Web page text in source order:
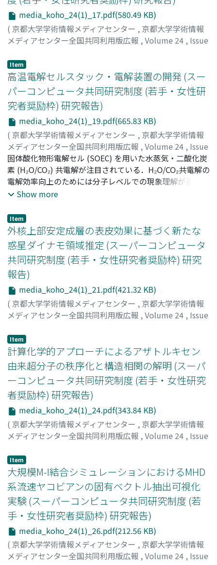
media_koho_24(1)_17.pdf(580.49 KB)
( 京都大学学術情報メディアセンター , 京都大学学術情報
メディアセンター全国共同利用版広報 , Volume 24 , Issue
稲川, 昌樹
Item
高温電解セルスタック・電解装置の開発 (スー
パーコンピュータ共同研究制度 (若手・女性研
究者奨励枠) 研究報告)
media_koho_24(1)_19.pdf(665.83 KB)
( 京都大学学術情報メディアセンター , 京都大学学術情報
メディアセンター全国共同利用版広報 , Volume 24 , Issue
1,2026,pp.19-20)
郭, 玉婷;谷内, 太陽;岸本, 将史;岩井, 裕 10757636;
00314229
固体酸化物形電解セル (SOEC) を用いた水蒸気・二酸化炭
素 (H₂O/CO₂) 共電解が注目されている．H₂O/CO₂共電解の
電解効率向上のためには分子レベルでの現象理解が重要で
あるが，高温条件下の実験による分析は困難である．そこ
るNi-YSZ混合多孔質とH₂O/CO₂/H₂/COガスの間に生じる
相互作用を分子動力学により再現し，ガス分子の吸着・表
面拡散現象について解析した．
Show more
Item
外核上部安定成層の表皮効果に基づく新たな
惑星ダイナモ領域推定 (スーパーコンピュータ
共同研究制度 (若手・女性研究者奨励枠) 研究
報告)
media_koho_24(1)_21.pdf(421.32 KB)
( 京都大学学術情報メディアセンター , 京都大学学術情報
メディアセンター全国共同利用版広報 , Volume 24 , Issue
八木, 優人
Item
計算化学的アプローチによるアザトルキセン
由来超分子の秩序化と構造相関の解明 (スーパ
ーコンピュータ共同研究制度 (若手・女性研究
者奨励枠) 研究報告)
media_koho_24(1)_24.pdf(343.84 KB)
( 京都大学学術情報メディアセンター , 京都大学学術情報
メディアセンター全国共同利用版広報 , Volume 24 , Issue
曽川, 洋光
Item
大規模M-I結合シミュレーションにおけるMHD
系流速ヤコビアンの固有ベクトル抽出可視化
実験 (スーパーコンピュータ共同研究制度 (若
手・女性研究者奨励枠) 研究報告)
media_koho_24(1)_26.pdf(212.56 KB)
( 京都大学学術情報メディアセンター , 京都大学学術情報
メディアセンター全国共同利用版広報 , Volume 24 , Issue